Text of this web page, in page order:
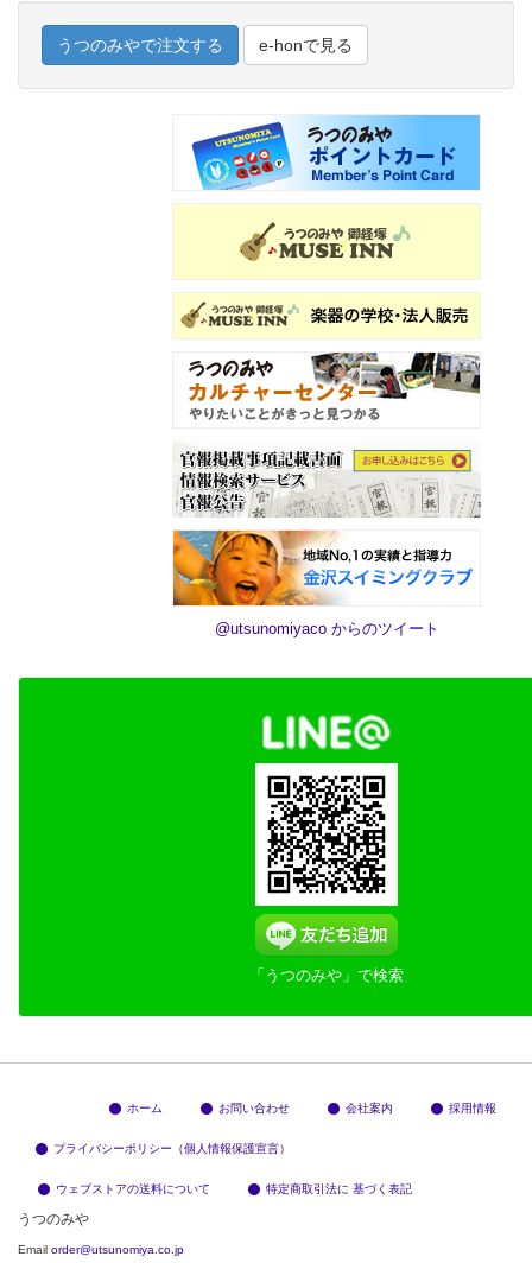
うつのみやで注文する e-honで見る
@utsunomiyaco からのツイート
「うつのみや」で検索
ホーム お問い合わせ 会社案内 採用情報
プライバシーポリシー（個人情報保護宣言）
ウェブストアの送料について 特定商取引法に 基づく表記
うつのみや
Email order@utsunomiya.co.jp